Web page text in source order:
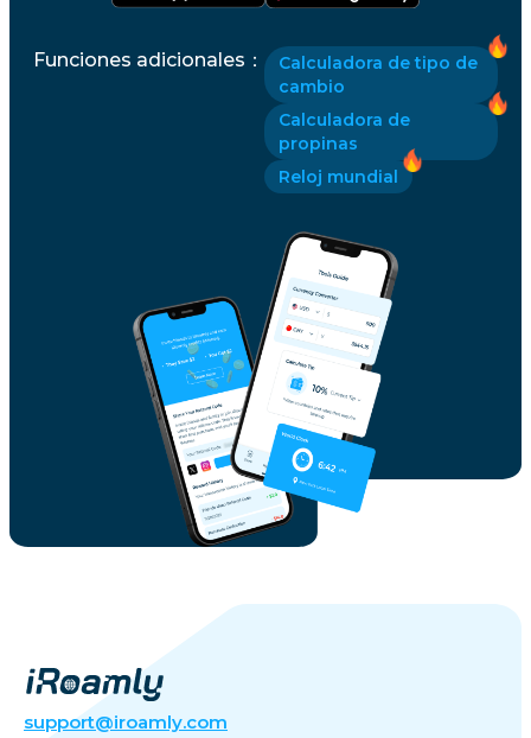
Funciones adicionales ：
Calculadora de tipo de
cambio
Calculadora de
propinas
Reloj mundial
support@iroamly.com